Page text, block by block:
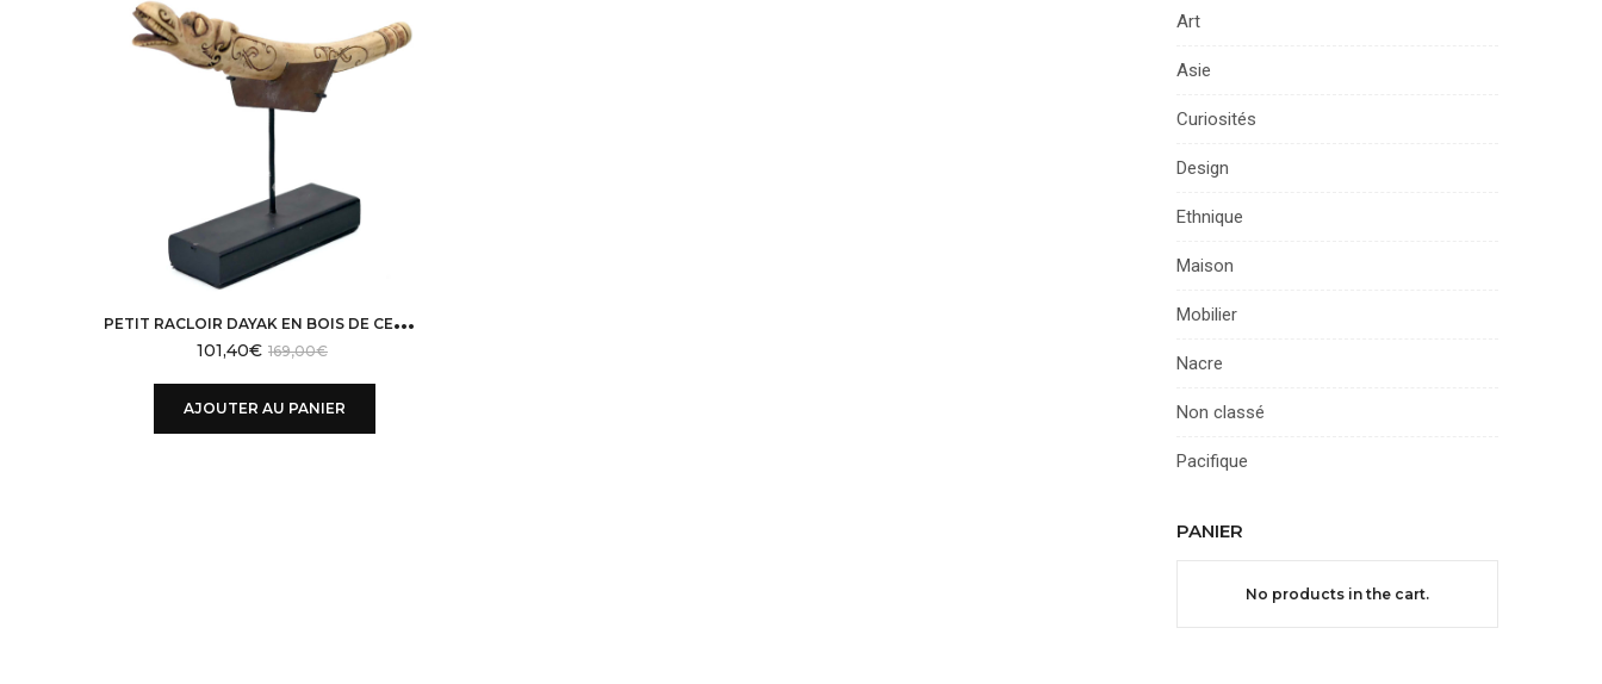
P
ETIT RACLOIR DAYAK EN BOIS DE CERVIDÉ CLAIR SCULPTÉ SUR SOCLE NOIR BORNÉO
169,00€
101,40€
AJOUTER AU PANIER
Art
Asie
Curiosités
Design
Ethnique
Maison
Mobilier
Nacre
Non classé
Pacifique
PANIER
No products in the cart.